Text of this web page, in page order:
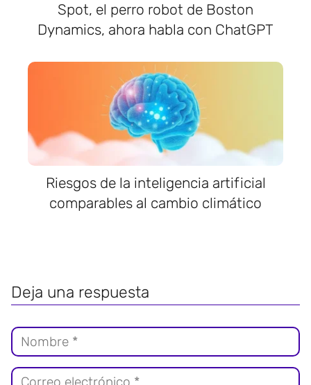
Spot, el perro robot de Boston
Dynamics, ahora habla con ChatGPT
Riesgos de la inteligencia artificial
comparables al cambio climático
Deja una respuesta